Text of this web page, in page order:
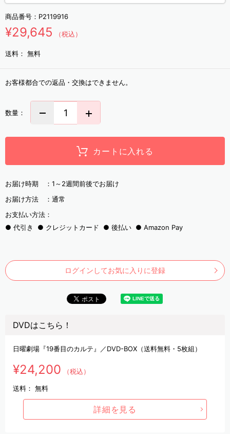
商品番号： P2119916
¥29,645 （税込）
送料： 無料
お客様都合での返品・交換はできません。
数量：
カートに入れる
お届け時期 ： 1～2週間前後でお届け
お届け方法 ： 通常
お支払い方法：
代引き
クレジットカード 後払い Amazon Pay
ログインしてお気に入りに登録
DVDはこちら！
日曜劇場『19番目のカルテ』／DVD-BOX（送料無料・5枚組）
¥24,200 （税込）
送料： 無料
詳細を見る